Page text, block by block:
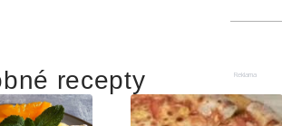
Reklama
recepty